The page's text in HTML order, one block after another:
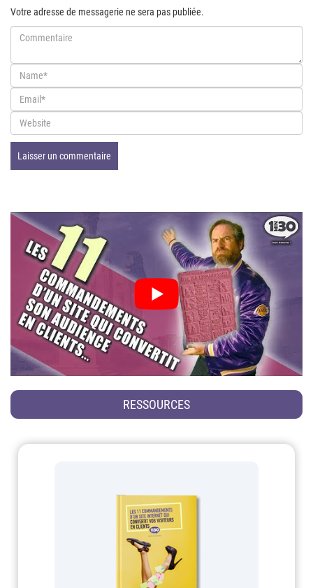
Votre adresse de messagerie ne sera pas publiée.
RESSOURCES